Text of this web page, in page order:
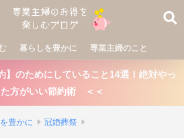
暮らしを豊かに 専業主婦のこと
】のためにしていること14選！絶対やっ
た方がいい節約術 ＜＜
豊かに 冠婚葬祭